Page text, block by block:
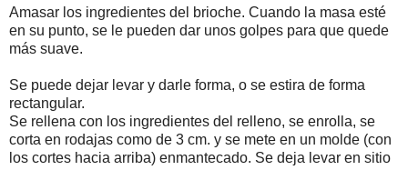
Amasar los ingredientes del brioche. Cuando la masa esté
en su punto, se le pueden dar unos golpes para que quede
más suave.
Se puede dejar levar y darle forma, o se estira de forma
rectangular.
Se rellena con los ingredientes del relleno, se enrolla, se
corta en rodajas como de 3 cm. y se mete en un molde (con
los cortes hacia arriba) enmantecado. Se deja levar en sitio